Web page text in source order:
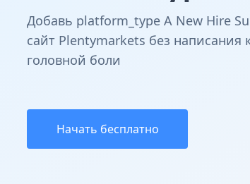
Добавь platform_type A New Hire
сайт Plentymarkets без написания
головной боли
Начать бесплатно